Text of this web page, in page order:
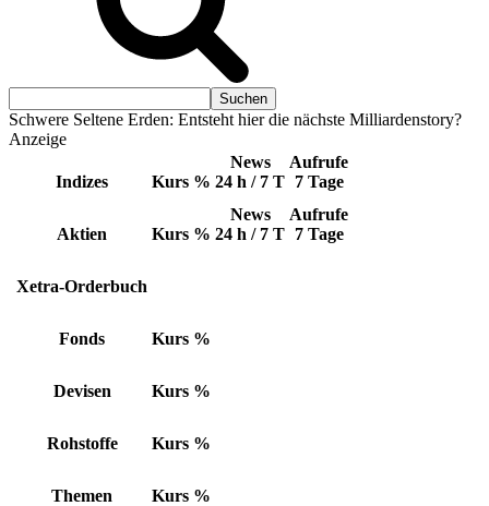
Schwere Seltene Erden: Entsteht hier die nächste Milliardenstory?
Anzeige
Indizes Kurs %
News
24 h / 7 T
Aufrufe
7 Tage
Aktien Kurs %
News
24 h / 7 T
Aufrufe
7 Tage
Xetra-Orderbuch
Fonds Kurs %
Devisen Kurs %
Rohstoffe Kurs %
Themen Kurs %